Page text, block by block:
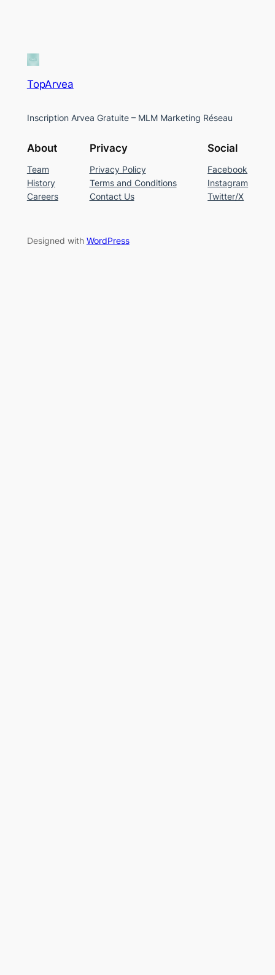
TopArvea
Inscription Arvea Gratuite – MLM Marketing Réseau
About
Team
History
Careers
Privacy
Privacy Policy
Terms and Conditions
Contact Us
Social
Facebook
Instagram
Twitter/X
Designed with WordPress